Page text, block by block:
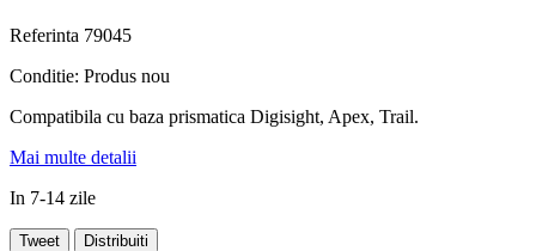
Referinta 79045
Conditie: Produs nou
Compatibila cu baza prismatica Digisight, Apex, Trail.
Mai multe detalii
In 7-14 zile
Tweet Distribuiti